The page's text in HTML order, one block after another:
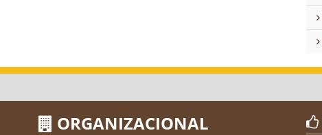
ORGANIZACIONAL